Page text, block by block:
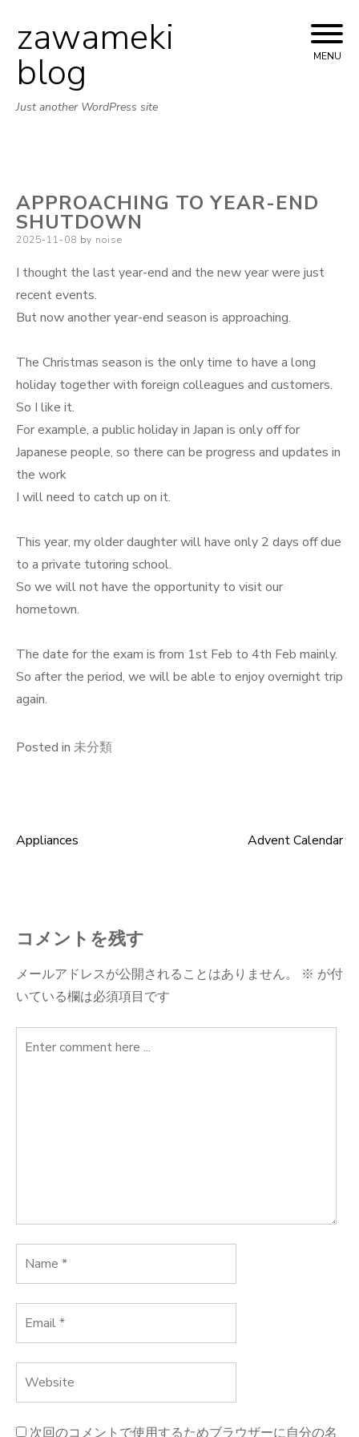
zawameki
blog
Just another WordPress site
MENU
APPROACHING TO YEAR-END
SHUTDOWN
Posted
2025-11-08 by noise
I thought the last year-end and the new year were just
recent events.
But now another year-end season is approaching.
The Christmas season is the only time to have a long
holiday together with foreign colleagues and customers.
So I like it.
For example, a public holiday in Japan is only off for
Japanese people, so there can be progress and updates in
the work
I will need to catch up on it.
This year, my older daughter will have only 2 days off due
to a private tutoring school.
So we will not have the opportunity to visit our
hometown.
The date for the exam is from 1st Feb to 4th Feb mainly.
So after the period, we will be able to enjoy overnight trip
again.
Posted in 未分類
投
ナ
ビ
ゲ
ー
Appliances Advent Calendar
コメントを残す
メールアドレスが公開されることはありません。 ※ が付
いている欄は必須項目です
次回のコメントで使用するためブラウザーに自分の名